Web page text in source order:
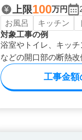
上限100万円
お風呂
キッチン
対象工事の例
浴室やトイレ、キッ
などの開口部の断熱
工事金額